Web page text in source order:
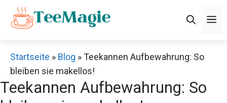
Zum
Inhalt
Startseite » Blog »Teekannen Aufbewahrung: So
bleiben sie makellos!
Teekannen Aufbewahrung: So